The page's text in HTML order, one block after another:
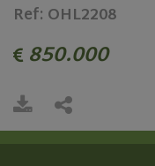
Ref: OHL2208
850.000